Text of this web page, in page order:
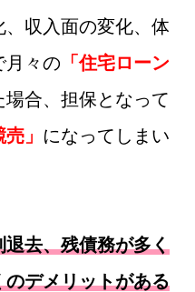
、収入面の変化、体
月々の 「住宅ローン
場合、担保となって
売」 になってしまい
去、残債務が多く
デメリットがある